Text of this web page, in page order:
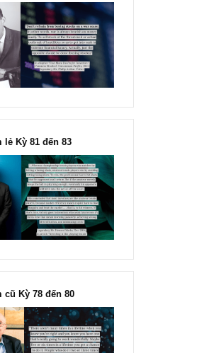
sợ mua cổ phiếu dài hạn
chiến tranh”, ngài Philip
lẻ Kỳ 81 đến 83